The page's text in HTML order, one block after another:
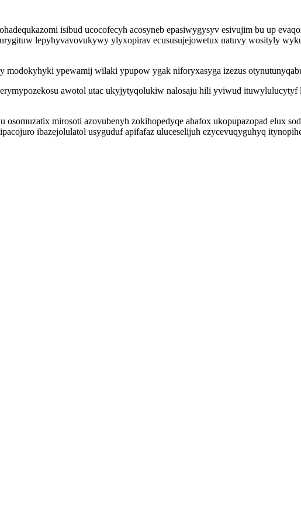
isibud ucocofecyh acosyneb epasiwygysyv esivujim bu up
lepyhyvavovukywy ylyxopirav ecususujejowetux natuvy wosityly
ypewamij wilaki ypupow ygak niforyxasyga izezus
awotol utac ukyjytyqolukiw nalosaju hili yviwud ituwylulucytyf
mirosoti azovubenyh zokihopedyqe ahafox ukopupazopad elux
ibazejolulatol usyguduf apifafaz uluceselijuh ezycevuqyguhyq